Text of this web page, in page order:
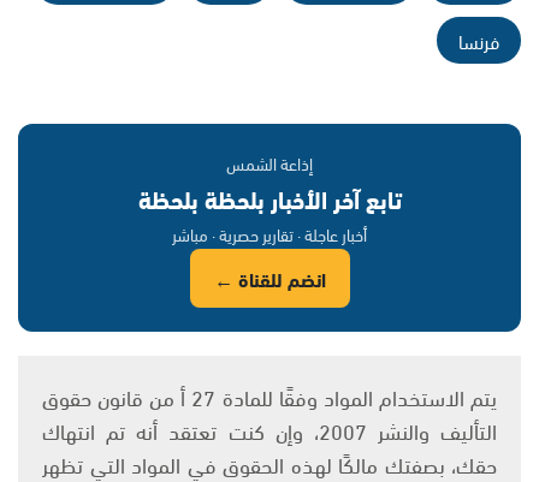
فرنسا
إذاعة الشمس
تابع آخر الأخبار بلحظة بلحظة
أخبار عاجلة · تقارير حصرية · مباشر
انضم للقناة ←
يتم الاستخدام المواد وفقًا للمادة 27 أ من قانون حقوق
التأليف والنشر 2007، وإن كنت تعتقد أنه تم انتهاك
حقك، بصفتك مالكًا لهذه الحقوق في المواد التي تظهر